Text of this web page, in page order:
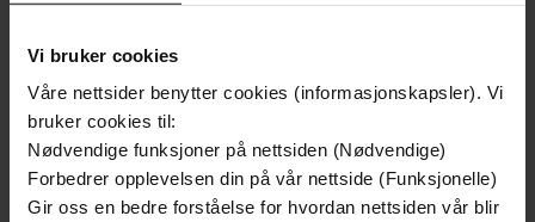
Vi bruker cookies
Våre nettsider benytter cookies (informasjonskapsler). Vi
bruker cookies til:
Nødvendige funksjoner på nettsiden (Nødvendige)
Forbedrer opplevelsen din på vår nettside (Funksjonelle)
Gir oss en bedre forståelse for hvordan nettsiden vår blir